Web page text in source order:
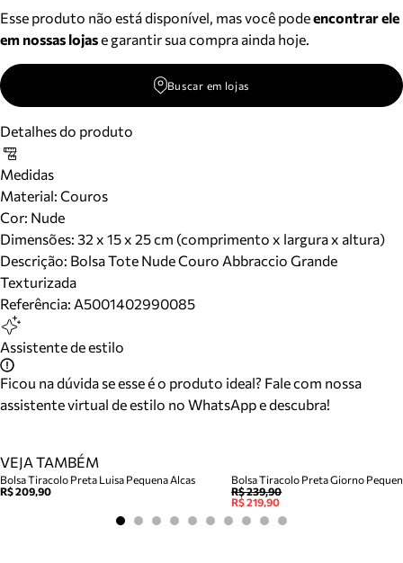
Esse produto não está disponível, mas você podeencontrar ele
em nossas lojase garantir sua compra ainda hoje.
Buscar em lojas
Detalhes do produto
Medidas
Material: Couros
Cor: Nude
Dimensões: 32 x 15 x 25 cm (comprimento x largura x altura)
Descrição: Bolsa Tote Nude Couro Abbraccio Grande
Texturizada
Referência: A5001402990085
Assistente de estilo
Ficou na dúvida se esse é o produto ideal? Fale com nossa
assistente virtual de estilo no WhatsApp e descubra!
VEJA TAMBÉM
Bolsa Tiracolo Preta Luisa Pequena Alcas
R$ 209,90
Bolsa Tiracolo Preta Giorno
R$ 239,90
R$ 219,90